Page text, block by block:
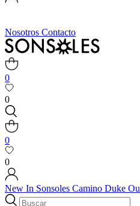
Nosotros Contacto
0
0
0
0
New In Sonsoles Camino Duke